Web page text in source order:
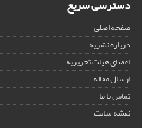
دسترسی سریع
صفحه اصلی
درباره نشریه
اعضای هیات تحریریه
ارسال مقاله
تماس با ما
نقشه سایت